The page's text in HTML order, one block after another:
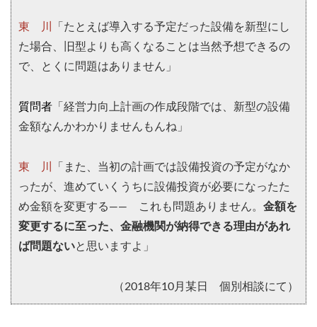
東 川
「たとえば導入する予定だった設備を新型にし
た場合、旧型よりも高くなることは当然予想できるの
で、とくに問題はありません」
質問者 「経営力向上計画の作成段階では、新型の設備
金額なんかわかりませんもんね」
東 川
「また、当初の計画では設備投資の予定がなか
ったが、進めていくうちに設備投資が必要になったた
め金額を変更する―― これも問題ありません。 金額を
変更するに至った、金融機関が納得できる理由があれ
ば問題ないと思いますよ」
（2018年10月某日 個別相談にて）